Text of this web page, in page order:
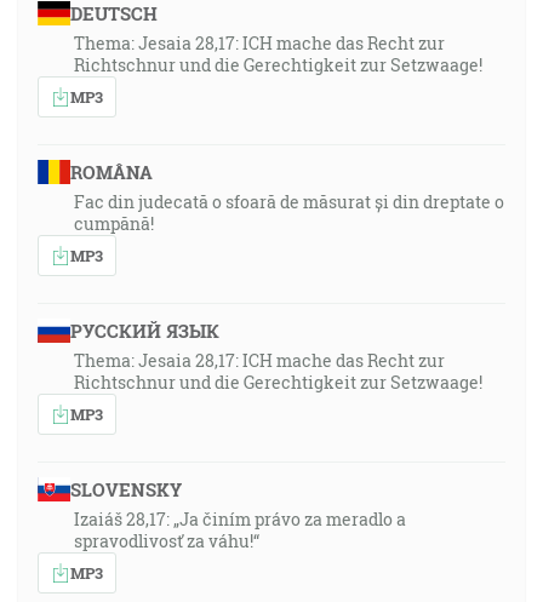
DEUTSCH
Thema: Jesaia 28,17: ICH mache das Recht zur
Richtschnur und die Gerechtigkeit zur Setzwaage!
MP3
ROMÂNA
Fac din judecată o sfoară de măsurat și din dreptate o
cumpănă!
MP3
РУССКИЙ ЯЗЫК
Thema: Jesaia 28,17: ICH mache das Recht zur
Richtschnur und die Gerechtigkeit zur Setzwaage!
MP3
SLOVENSKY
Izaiáš 28,17: „Ja činím právo za meradlo a
spravodlivosť za váhu!“
MP3